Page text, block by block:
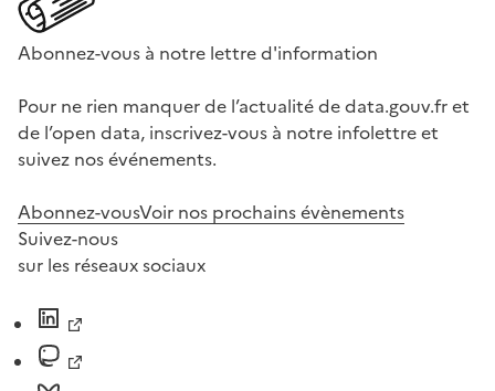
Abonnez-vous à notre lettre d'information
Pour ne rien manquer de l’actualité de data.gouv.fr et
de l’open data, inscrivez-vous à notre infolettre et
suivez nos événements.
Abonnez-vousVoir nos prochains évènements
Suivez-nous
sur les réseaux sociaux